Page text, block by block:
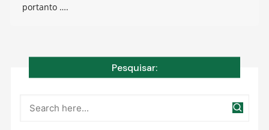
portanto ….
Pesquisar: